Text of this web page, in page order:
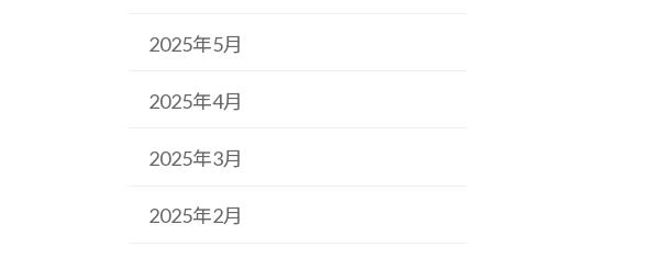
2025年5月
2025年4月
2025年3月
2025年2月